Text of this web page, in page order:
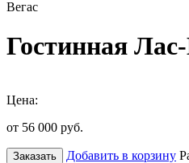
Вегас
Гостинная
Цена:
от 56 000 руб.
Заказать Добавить в корзину